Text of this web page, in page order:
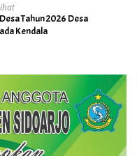
Tahun 2026 Desa
Kendala